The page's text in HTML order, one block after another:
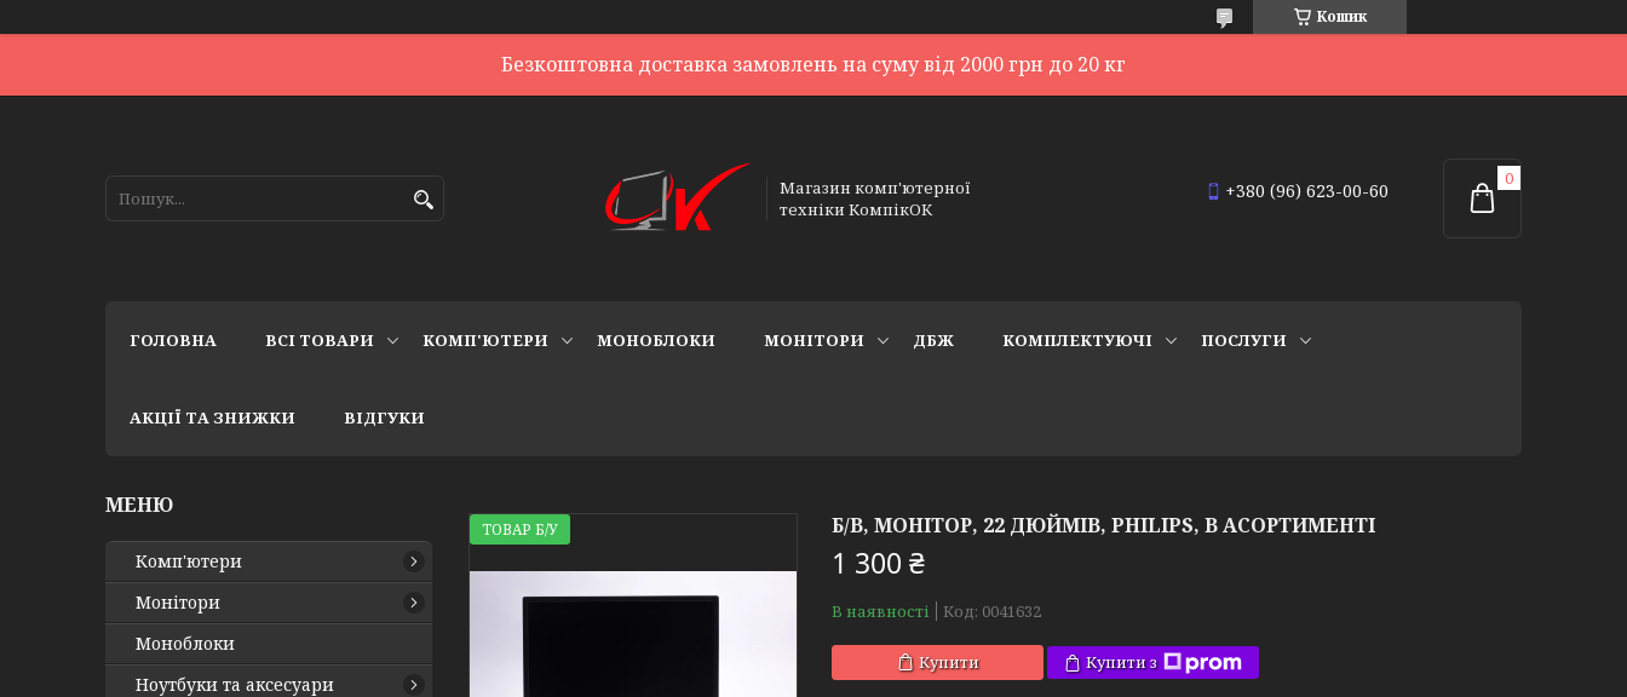
Кошик
Безкоштовна доставка замовлень на суму від 2000 грн до 20 кг
Магазин комп'ютерної
техніки КомпікОК
+380 (96) 623-00-60
ГОЛОВНА ВСІ ТОВАРИ КОМП'ЮТЕРИ МОНОБЛОКИ МОНІТОРИ ДБЖ КОМПЛЕКТУЮЧІ ПОСЛУГИ
АКЦІЇ ТА ЗНИЖКИ ВІДГУКИ
ТОВАР Б/У Б/В, МОНІТОР, 22 ДЮЙМІВ, PHILIPS, В АСОРТИМЕНТІ
1 300 ₴
В наявності Код: 0041632
Купити Купити з
Комп'ютери
Монітори
Моноблоки
Ноутбуки та аксесуари